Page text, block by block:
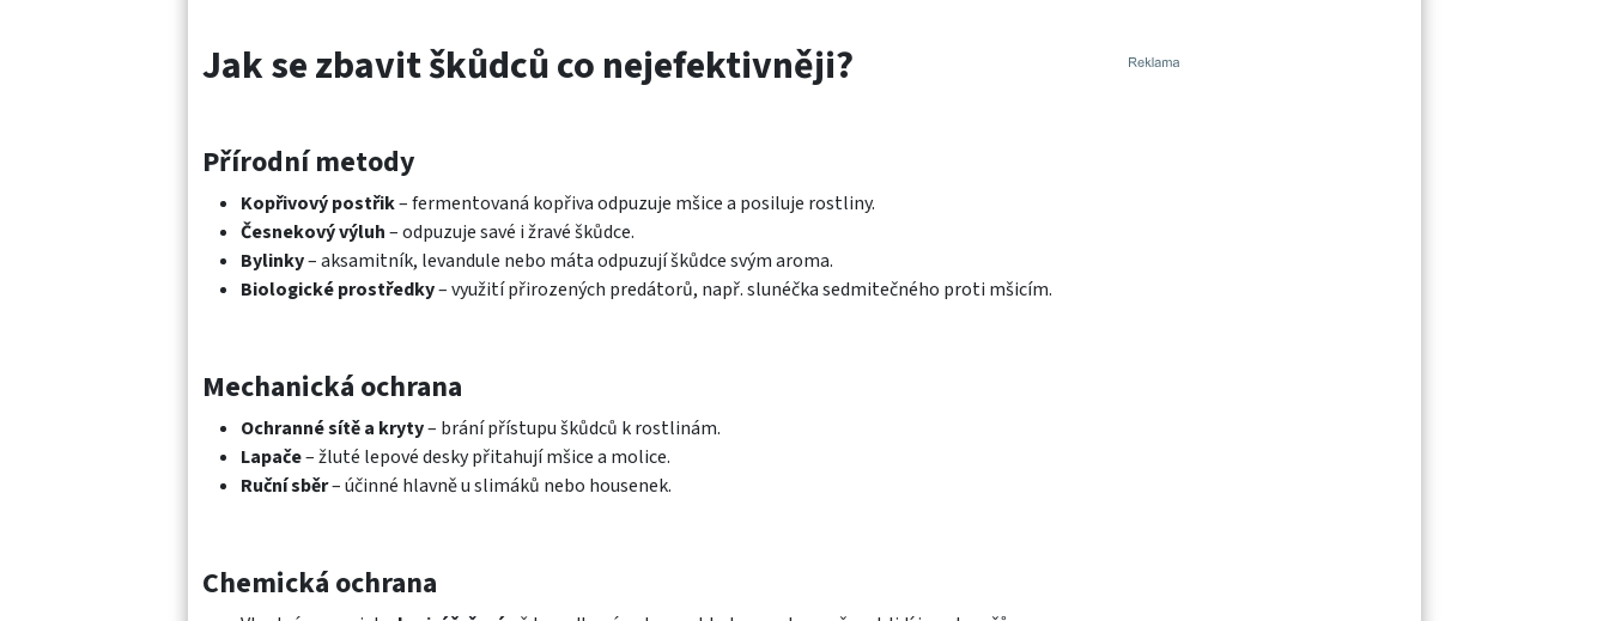
Jak se zbavit škůdců co nejefektivněji?
Přírodní metody
Kopřivový postřik– fermentovaná kopřiva odpuzuje mšice a posiluje rostliny.
Česnekový výluh– odpuzuje savé i žravé škůdce.
Bylinky– aksamitník, levandule nebo máta odpuzují škůdce svým aroma.
Biologické prostředky– využití přirozených predátorů, např. slunéčka sedmitečného proti mšicím.
Mechanická ochrana
Ochranné sítě a kryty– brání přístupu škůdců k rostlinám.
Lapače– žluté lepové desky přitahují mšice a molice.
Ruční sběr– účinné hlavně u slimáků nebo housenek.
Chemická ochrana